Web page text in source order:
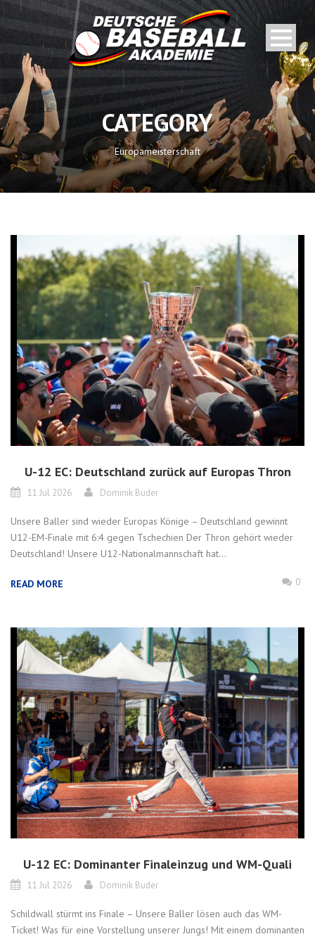
CATEGORY
Europameisterschaft
U-12 EC: Deutschland zurück auf Europas Thron
11 Jul 2026 Dominik Buder
Unsere Baller sind wieder Europas Könige – Deutschland gewinnt
U12-EM-Finale mit 6:4 gegen Tschechien Der Thron gehört wieder
Deutschland! Unsere U12-Nationalmannschaft hat...
READ MORE 0
U-12 EC: Dominanter Finaleinzug und WM-Quali
11 Jul 2026 Dominik Buder
Schildwall stürmt ins Finale – Unsere Baller lösen auch das WM-
Ticket! Was für eine Vorstellung unserer Jungs! Mit einem dominanten